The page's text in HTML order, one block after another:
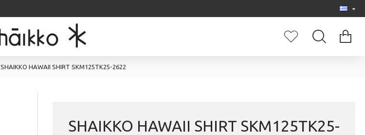
SHAIKKO HAWAII SHIRT SKM125TK25-2622
SHAIKKO HAWAII SHIRT SKM125TK25-